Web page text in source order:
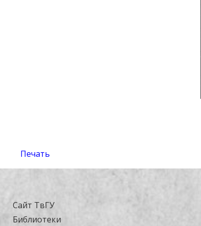
Печать
Сайт ТвГУ
Библиотеки